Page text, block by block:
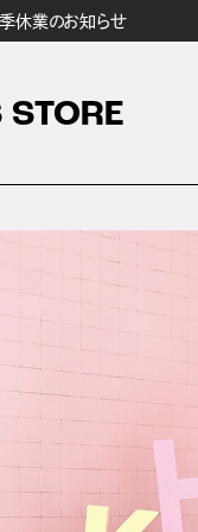
休業のお知らせ